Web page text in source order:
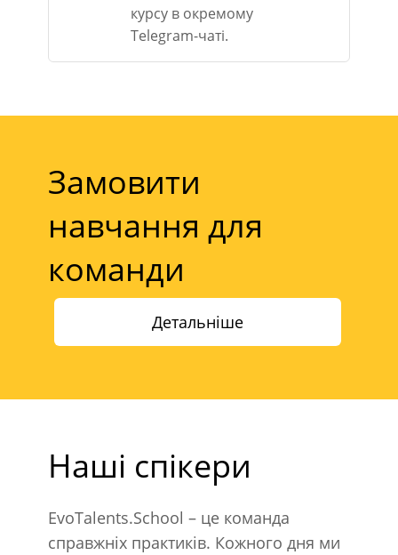
курсу в окремому
Telegram-чаті.
Замовити
навчання для
команди
Детальніше
Наші спікери
EvoTalents.School – це команда
справжніх практиків. Кожного дня ми